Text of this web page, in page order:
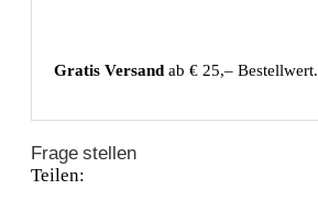
Gratis Versand ab € 25,– Bestellwert.
Frage stellen
Teilen: